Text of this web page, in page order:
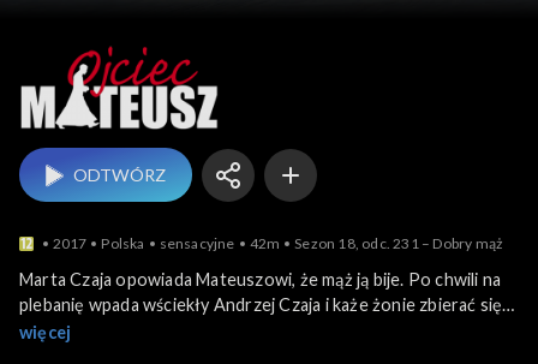
ODTWÓRZ
2017 Polska sensacyjne 42m Sezon 18, odc. 231 – Dobry mąż
Marta Czaja opowiada Mateuszowi, że mąż ją bije. Po chwili na
plebanię wpada wściekły Andrzej Czaja i każe żonie zbierać się
do domu. Dziennikarz Mirek Burski rozmawia z Justyną, jakie
więcej